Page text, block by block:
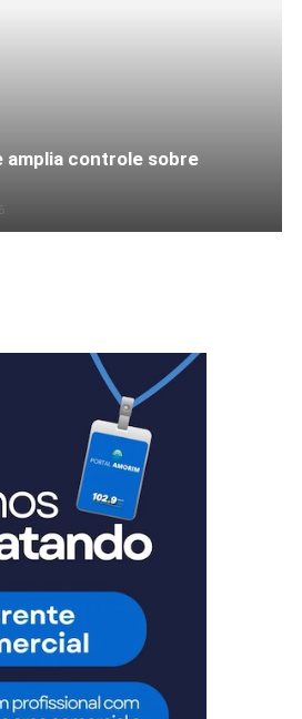
amplia controle sobre